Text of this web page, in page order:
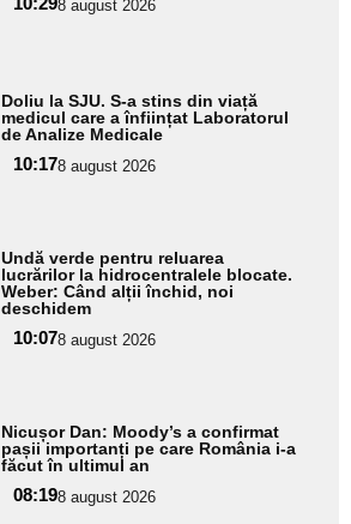
8 august 2026
Doliu la SJU. S-a stins din viață
medicul care a înființat Laboratorul
de Analize Medicale
10:178 august 2026
Undă verde pentru reluarea
lucrărilor la hidrocentralele blocate.
Weber: Când alții închid, noi
deschidem
10:078 august 2026
Nicușor Dan: Moody’s a confirmat
pașii importanți pe care România i-a
făcut în ultimul an
08:198 august 2026